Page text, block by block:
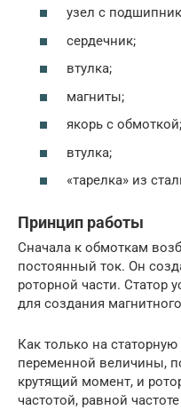
узел с
сердечник;
втулка;
магниты;
якорь с обмоткой;
втулка;
«тарелка» из
Принцип работы
Сначала к обмоткам
постоянный ток. Он
роторной части. Статор
для создания
Как только на
переменной величины,
крутящий момент, и
частотой, равной